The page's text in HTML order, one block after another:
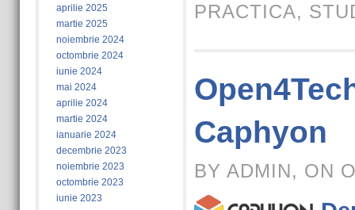
aprilie 2025
martie 2025
noiembrie 2024
octombrie 2024
iunie 2024
mai 2024
aprilie 2024
martie 2024
ianuarie 2024
decembrie 2023
noiembrie 2023
octombrie 2023
iunie 2023
PRACTICA,
Caphyon
BY ADMIN, ON